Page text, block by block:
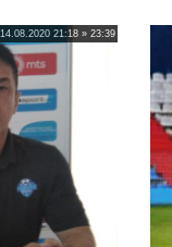
14.08.2020 21:18 » 23:39